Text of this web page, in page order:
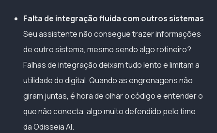
Falta de integração fluida com outros sistemas
Seu assistente não consegue trazer informações
de outro sistema, mesmo sendo algo rotineiro?
Falhas de integração deixam tudo lento e limitam a
utilidade do digital. Quando as engrenagens não
giram juntas, é hora de olhar o código e entender o
que não conecta, algo muito defendido pelo time
da Odisseia AI.